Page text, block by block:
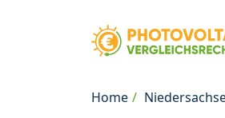
Home